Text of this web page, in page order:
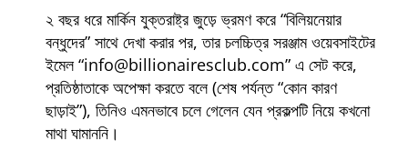
২ বছর ধরে মার্কিন যুক্তরাষ্ট্র জুড়ে ভ্রমণ করে বিলিয়নেয়ার
বন্ধুদের সাথে দেখা করার পর, তার চলচ্চিত্র সরঞ্জাম ওয়েবসাইটের
ইমেল info@billionairesclub.com এ সেট করে,
প্রতিষ্ঠাতাকে অপেক্ষা করতে বলে (শেষ পর্যন্ত কোন কারণ
ছাড়াই ), তিনিও এমনভাবে চলে গেলেন যেন প্রকল্পটি নিয়ে কখনো
মাথা ঘামাননি।